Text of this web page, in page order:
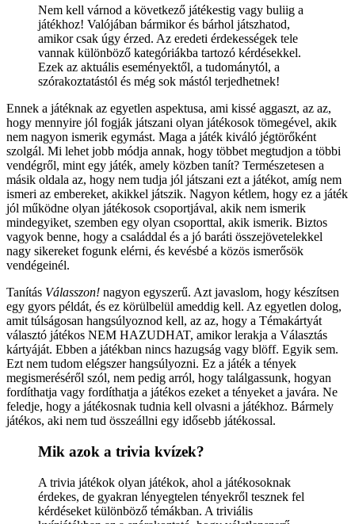
Nem kell várnod a következő játékestig vagy buliig a
játékhoz! Valójában bármikor és bárhol játszhatod,
amikor csak úgy érzed. Az eredeti érdekességek tele
vannak különböző kategóriákba tartozó kérdésekkel.
Ezek az aktuális eseményektől, a tudománytól, a
szórakoztatástól és még sok mástól terjedhetnek!
Ennek a játéknak az egyetlen aspektusa, ami kissé aggaszt, az az,
hogy mennyire jól fogják játszani olyan játékosok tömegével, akik
nem nagyon ismerik egymást. Maga a játék kiváló jégtörőként
szolgál. Mi lehet jobb módja annak, hogy többet megtudjon a többi
vendégről, mint egy játék, amely közben tanít? Természetesen a
másik oldala az, hogy nem tudja jól játszani ezt a játékot, amíg nem
ismeri az embereket, akikkel játszik. Nagyon kétlem, hogy ez a játék
jól működne olyan játékosok csoportjával, akik nem ismerik
mindegyiket, szemben egy olyan csoporttal, akik ismerik. Biztos
vagyok benne, hogy a családdal és a jó baráti összejövetelekkel
nagy sikereket fogunk elérni, és kevésbé a közös ismerősök
vendégeinél.
Tanítás Válasszon! nagyon egyszerű. Azt javaslom, hogy készítsen
egy gyors példát, és ez körülbelül ameddig kell. Az egyetlen dolog,
amit túlságosan hangsúlyoznod kell, az az, hogy a Témakártyát
választó játékos NEM HAZUDHAT, amikor lerakja a Választás
kártyáját. Ebben a játékban nincs hazugság vagy blöff. Egyik sem.
Ezt nem tudom elégszer hangsúlyozni. Ez a játék a tények
megismeréséről szól, nem pedig arról, hogy találgassunk, hogyan
fordíthatja vagy fordíthatja a játékos ezeket a tényeket a javára. Ne
feledje, hogy a játékosnak tudnia kell olvasni a játékhoz. Bármely
játékos, aki nem tud összeállni egy idősebb játékossal.
Mik azok a trivia kvízek?
A trivia játékok olyan játékok, ahol a játékosoknak
érdekes, de gyakran lényegtelen tényekről tesznek fel
kérdéseket különböző témákban. A triviális